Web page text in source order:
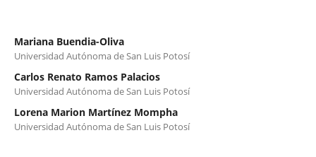
Mariana Buendia-Oliva
Universidad Autónoma de San Luis Potosí
Carlos Renato Ramos Palacios
Universidad Autónoma de San Luis Potosí
Lorena Marion Martínez Mompha
Universidad Autónoma de San Luis Potosí